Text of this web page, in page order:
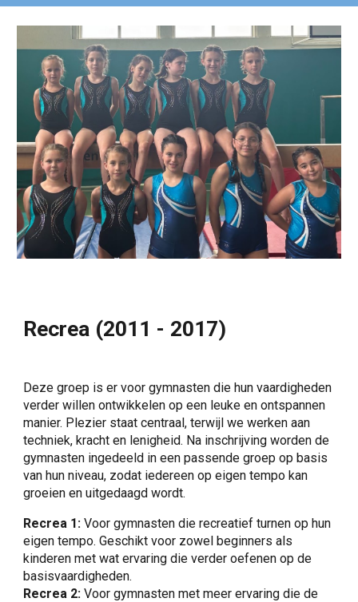
Recrea (2011 - 2017)
Deze groep is er voor gymnasten die hun vaardigheden
verder willen ontwikkelen op een leuke en ontspannen
manier. Plezier staat centraal, terwijl we werken aan
techniek, kracht en lenigheid. Na inschrijving worden de
gymnasten ingedeeld in een passende groep op basis
van hun niveau, zodat iedereen op eigen tempo kan
groeien en uitgedaagd wordt.
Recrea 1:Voor gymnasten die recreatief turnen op hun
eigen tempo. Geschikt voor zowel beginners als
kinderen met wat ervaring die verder oefenen op de
basisvaardigheden.
Recrea 2:Voor gymnasten met meer ervaring die de